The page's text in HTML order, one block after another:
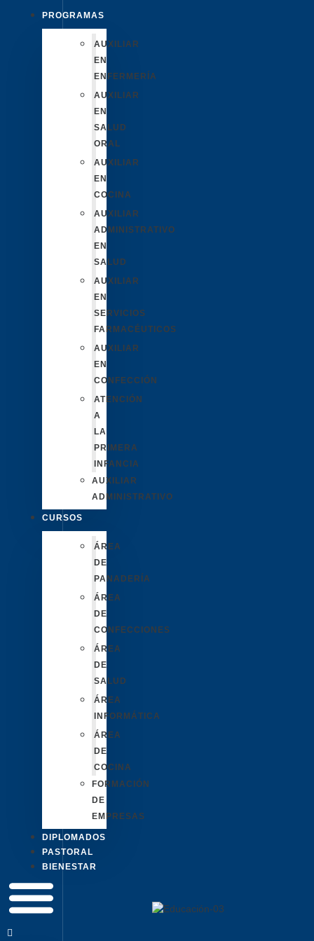
PROGRAMAS
AUXILIAR
EN
ENFERMERÍA
AUXILIAR
EN
SALUD
ORAL
AUXILIAR
EN
COCINA
AUXILIAR
ADMINISTRATIVO
EN
SALUD
AUXILIAR
EN
SERVICIOS
FARMACÉUTICOS
AUXILIAR
EN
CONFECCIÓN
ATENCIÓN
A
LA
PRIMERA
INFANCIA
AUXILIAR
ADMINISTRATIVO
CURSOS
ÁREA
DE
PANADERÍA
ÁREA
DE
CONFECCIONES
ÁREA
DE
SALUD
ÁREA
INFORMÁTICA
ÁREA
DE
COCINA
FORMACIÓN
DE
EMPRESAS
DIPLOMADOS
PASTORAL
BIENESTAR